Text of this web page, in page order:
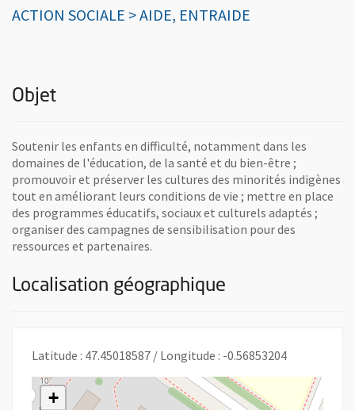
ACTION SOCIALE > AIDE, ENTRAIDE
Objet
Soutenir les enfants en difficulté, notamment dans les
domaines de l'éducation, de la santé et du bien-être ;
promouvoir et préserver les cultures des minorités indigènes
tout en améliorant leurs conditions de vie ; mettre en place
des programmes éducatifs, sociaux et culturels adaptés ;
organiser des campagnes de sensibilisation pour des
ressources et partenaires.
Localisation géographique
Latitude : 47.45018587 / Longitude : -0.56853204
+